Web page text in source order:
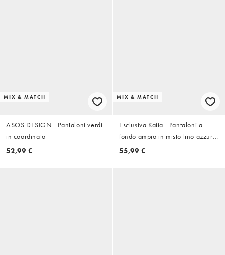
MIX & MATCH
ASOS DESIGN - Pantaloni verdi
in coordinato
52,99 €
MIX & MATCH
Esclusiva Kaiia - Pantaloni a
fondo ampio in misto lino azzurri
in coordinato
55,99 €